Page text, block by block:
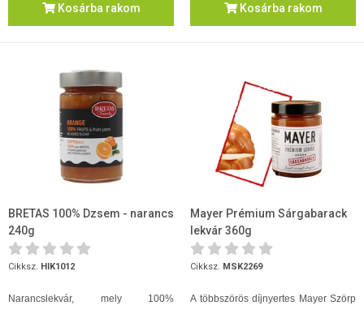
Kosárba rakom Kosárba rakom
BRETAS 100% Dzsem - narancs
240g
Cikksz. HIK1012
Narancslekvár, mely 100%
Mayer Prémium Sárgabarack
lekvár 360g
Cikksz. MSK2269
A többszörös díjnyertes Mayer Szörp